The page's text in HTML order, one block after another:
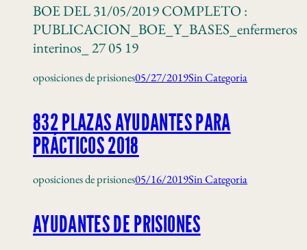
BOE DEL 31/05/2019 COMPLETO :
PUBLICACION_BOE_Y_BASES_enfermeros
interinos_ 27 05 19
oposiciones de prisiones05/27/2019Sin Categoria
832 PLAZAS AYUDANTES PARA
PRÁCTICOS 2018
oposiciones de prisiones05/16/2019Sin Categoria
AYUDANTES DE PRISIONES